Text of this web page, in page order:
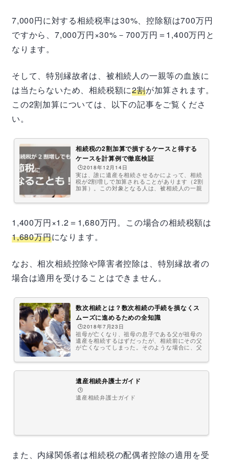
7,000円に対する相続税率は30%、控除額は700万円
ですから、7,000万円×30%－700万円＝1,400万円と
なります。
そして、特別縁故者は、被相続人の一親等の血族に
は当たらないため、相続税額に2割が加算されます。
この2割加算については、以下の記事をご覧くださ
い。
相続税の2割加算で損するケースと得する
ケースを計算例で徹底検証
🕒️2018年12月14日
実は、誰に遺産を相続させるかによって、相続
税が2割増しで加算されることがあります（2割
加算）。この対象となる人は、被相続人の一親
人です。例えば、亡くなった人の祖父祖母、兄
ほうが良いか？」というとそうでもなかったり
します。それは、生前贈与と組み合わせると効
果的な場合もあるからです。この記事では、相
続税の2割加算について、計算例と合わせて解
1,400万円×1.2＝1,680万円。この場合の相続税額は
1,680万円になります。
なお、相次相続控除や障害者控除は、特別縁故者の
場合は適用を受けることはできません。
数次相続とは？数次相続の手続を損なくス
ムーズに進めるための全知識
🕒️2018年7月23日
祖母が亡くなり、祖母の息子である父が祖母の
遺産を相続するはずだったが、相続前にその父
が亡くなってしまった。そのような場合に、父
とはできるのでしょうか？また、祖母の遺産は
とはできるのでしょうか？このような複雑なケ
ースでは遺産分割協議書は、どのように記述す
ればよいのでしょうか？祖母の残してくれた不
動産を登記する際に、父を省略して直接自分に
登記を移すことはできるのでしょうか？相続税
遺産相続弁護士ガイド
🕒️
遺産相続弁護士ガイド
また、内縁関係者は相続税の配偶者控除の適用を受